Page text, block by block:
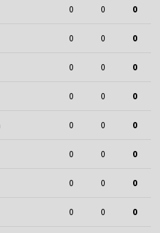
0 0 0
0 0 0
0 0 0
0 0 0
0 0 0
0 0 0
0 0 0
0 0 0